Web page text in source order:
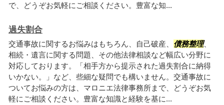
で、どうぞお気軽にご相談ください。豊富な知...
過失割合
交通事故に関するお悩みはもちろん、自己破産、 債務整理、
相続・遺言に関する問題、その他法律相談など幅広い分野に
対応しております。「相手方から提示された過失割合に納得
いかない。」など、些細な疑問でも構いません。交通事故に
ついてお悩みの方は、マロニエ法律事務所まで、どうぞお気
軽にご相談ください。豊富な知識と経験を基に...